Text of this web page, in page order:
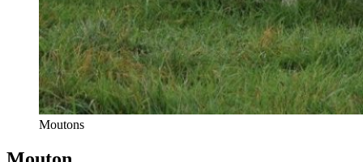
Moutons